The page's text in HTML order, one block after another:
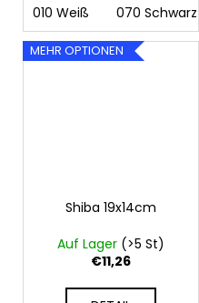
010 Weiß 070 Schwarz
MEHR OPTIONEN
Shiba 19x14cm
Auf Lager (>5 St)
€11,26